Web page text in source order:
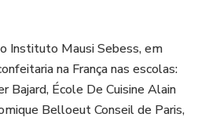
secas;
Instituto Mausi Sebess, em
na França nas escolas:
Bajard, École De Cuisine Alain
Belloeut Conseil de Paris,